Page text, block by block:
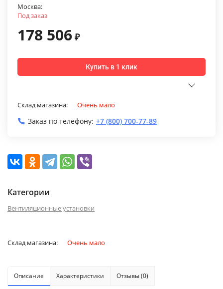
Москва:
Под заказ
178 506 ₽
Купить в 1 клик
Склад магазина: Очень мало
Заказ по телефону: +7 (800) 700-77-89
Категории
Вентиляционные установки
Склад магазина: Очень мало
Описание Характеристики Отзывы (0)